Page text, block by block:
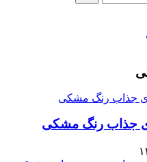
جذاب رنگ مشکی